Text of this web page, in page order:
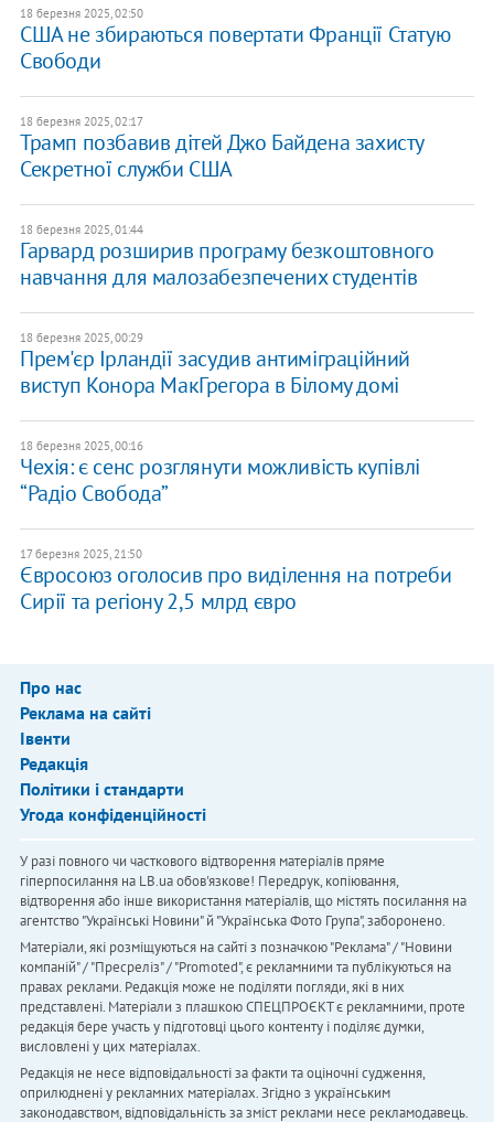
18 березня 2025, 02:50
США не збираються повертати Франції Статую
Свободи
18 березня 2025, 02:17
Трамп позбавив дітей Джо Байдена захисту
Секретної служби США
18 березня 2025, 01:44
Гарвард розширив програму безкоштовного
навчання для малозабезпечених студентів
18 березня 2025, 00:29
Прем'єр Ірландії засудив антиміграційний
виступ Конора МакГрегора в Білому домі
18 березня 2025, 00:16
Чехія: є сенс розглянути можливість купівлі
“Радіо Свобода”
17 березня 2025, 21:50
Євросоюз оголосив про виділення на потреби
Сирії та регіону 2,5 млрд євро
Про нас
Реклама на сайті
Івенти
Редакція
Політики і стандарти
Угода конфіденційності
У разі повного чи часткового відтворення матеріалів пряме
гіперпосилання на LB.ua обов'язкове! Передрук, копіювання,
відтворення або інше використання матеріалів, що містять посилання на
агентство "Українськi Новини" й "Українська Фото Група", заборонено.
Матеріали, які розміщуються на сайті з позначкою "Реклама" / "Новини
компаній" / "Пресреліз" / "Promoted", є рекламними та публікуються на
правах реклами. Редакція може не поділяти погляди, які в них
представлені. Матеріали з плашкою СПЕЦПРОЄКТ є рекламними, проте
редакція бере участь у підготовці цього контенту і поділяє думки,
висловлені у цих матеріалах.
Редакція не несе відповідальності за факти та оціночні судження,
оприлюднені у рекламних матеріалах. Згідно з українським
законодавством, відповідальність за зміст реклами несе рекламодавець.